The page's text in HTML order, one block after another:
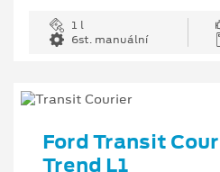
1 l
6st. manuální
Ford Transit
Trend L1